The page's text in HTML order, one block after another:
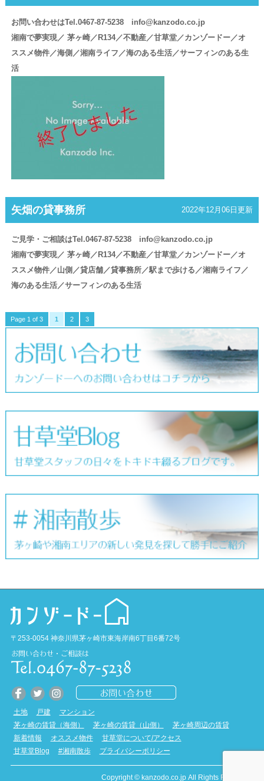
お問い合わせはTel.0467-87-5238 info@kanzodo.co.jp
湘南で夢実現／ 茅ヶ崎／R134／不動産／甘草堂／カンゾードー／オ
ススメ物件／海側／湘南ライフ／海のある生活／サーフィンのある生
活
矢畑の貸事務所 2022年12月06日更新
ご見学・ご相談はTel.0467-87-5238 info@kanzodo.co.jp
湘南で夢実現／ 茅ヶ崎／R134／不動産／甘草堂／カンゾードー／オ
ススメ物件／山側／貸店舗／貸事務所／駅まで歩ける／湘南ライフ／
海のある生活／サーフィンのある生活
Page 1 of 3 1 2 3
〒253-0054 神奈川県茅ヶ崎市東海岸南6丁目6番72号
土地 戸建
マンション
茅ヶ崎の賃貸（海側）
茅ヶ崎の賃貸（山側）
茅ヶ崎周辺の賃貸
新着情報
オススメ物件
甘草堂について/アクセス
甘草堂Blog
#湘南散歩 プライバシーポリシー
Copyright © kanzodo.co.jp All Rights Reserved.